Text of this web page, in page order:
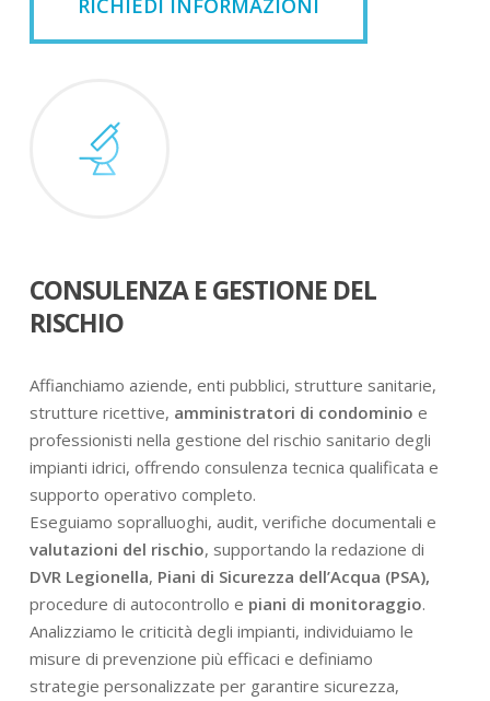
CONSULENZA E GESTIONE DEL
RISCHIO
Affianchiamo aziende, enti pubblici, strutture sanitarie,
strutture ricettive, amministratori di condominio e
professionisti nella gestione del rischio sanitario degli
impianti idrici, offrendo consulenza tecnica qualificata e
supporto operativo completo.
Eseguiamo sopralluoghi, audit, verifiche documentali e
valutazioni del rischio, supportando la redazione di
DVR Legionella, Piani di Sicurezza dell’Acqua (PSA),
procedure di autocontrollo e piani di monitoraggio.
Analizziamo le criticità degli impianti, individuiamo le
misure di prevenzione più efficaci e definiamo
strategie personalizzate per garantire sicurezza,